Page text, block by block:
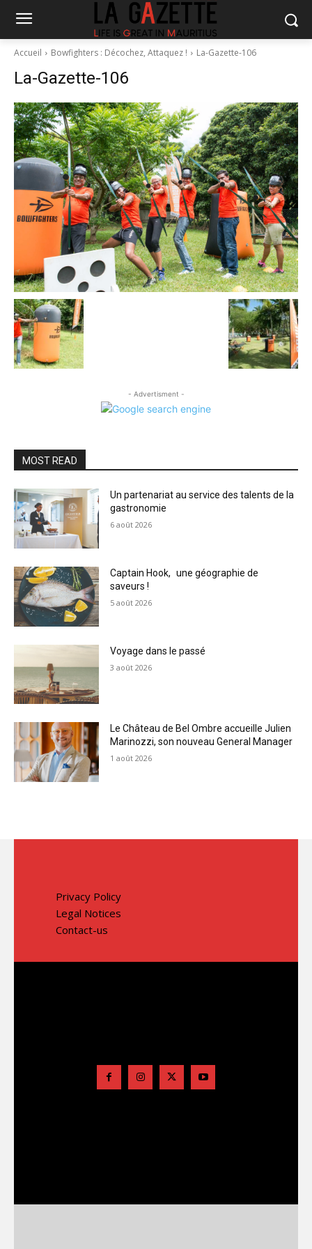
Accueil Bowfighters : Décochez, Attaquez ! La-Gazette-106
La-Gazette-106
- Advertisment -
MOST READ
Un partenariat au service des talents de la
gastronomie
6 août 2026
Captain Hook, une géographie de
saveurs !
5 août 2026
Voyage dans le passé
3 août 2026
Le Château de Bel Ombre accueille Julien
Marinozzi, son nouveau General Manager
1 août 2026
Privacy Policy
Legal Notices
Contact-us